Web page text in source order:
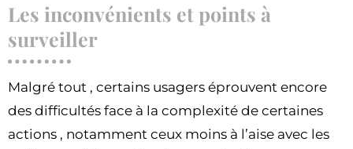
Les inconvénients et points à
surveiller
Malgré tout , certains usagers éprouvent encore
des difficultés face à la complexité de certaines
actions , notamment ceux moins à l’aise avec les